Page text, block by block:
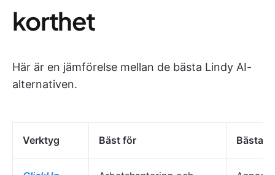
korthet
Här är en jämförelse mellan de bästa Lindy AI-
alternativen.
Verktyg Bäst för Bästa